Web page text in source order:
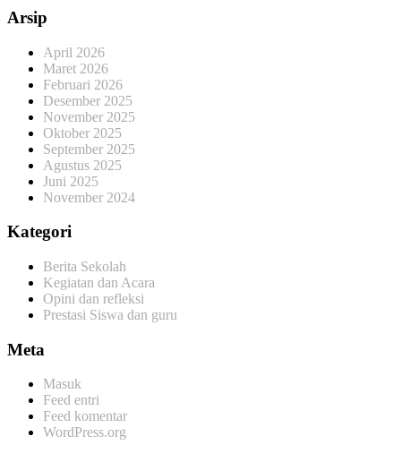
Arsip
April 2026
Maret 2026
Februari 2026
Desember 2025
November 2025
Oktober 2025
September 2025
Agustus 2025
Juni 2025
November 2024
Kategori
Berita Sekolah
Kegiatan dan Acara
Opini dan refleksi
Prestasi Siswa dan guru
Meta
Masuk
Feed entri
Feed komentar
WordPress.org